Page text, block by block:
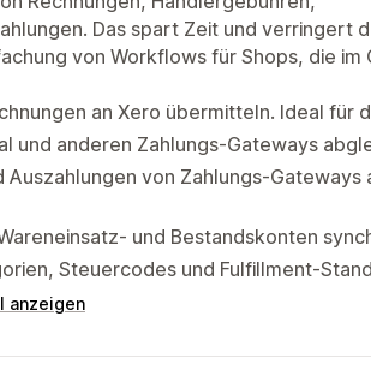
Das spart Zeit und verringert
von Workflows für Shops, die im
an Xero übermitteln. Ideal für
und anderen Zahlungs-Gateways
von Zahlungs-Gateways
und Bestandskonten
Steuercodes und Fulfillment-
anzeigen